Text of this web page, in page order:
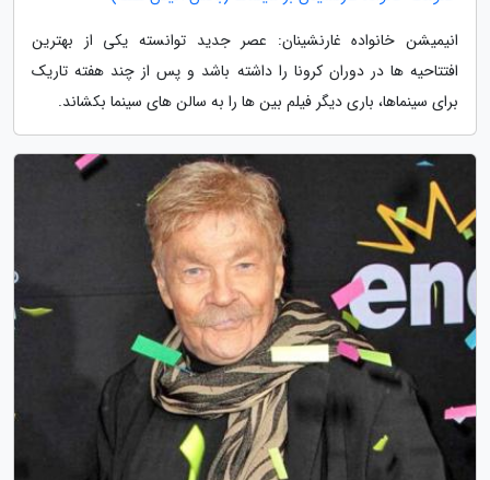
انیمیشن خانواده غارنشینان: عصر جدید توانسته یکی از بهترین
افتتاحیه ها در دوران کرونا را داشته باشد و پس از چند هفته تاریک
برای سینماها، باری دیگر فیلم بین ها را به سالن های سینما بکشاند.